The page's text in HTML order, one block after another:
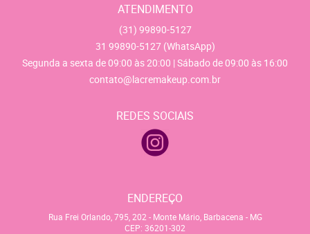
ATENDIMENTO
(31) 99890-5127
31 99890-5127 (WhatsApp)
Segunda a sexta de 09:00 às 20:00 | Sábado de 09:00 às 16:00
contato@lacremakeup.com.br
REDES SOCIAIS
ENDEREÇO
Rua Frei Orlando, 795, 202 - Monte Mário, Barbacena - MG
CEP: 36201-302